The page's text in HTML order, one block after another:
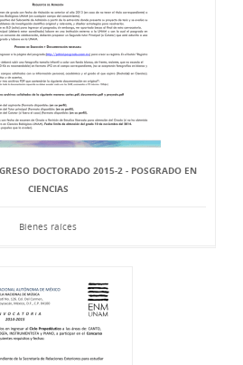
DOCTORADO 2015-2 - POSGRADO EN
CIENCIAS
Bienes raíces